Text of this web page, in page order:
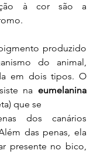
à cor são a
produzido
do animal,
em dois tipos. O
na eumelanina
que se
dos canários
das penas, ela
presente no bico,